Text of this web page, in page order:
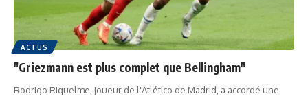
ACTUS
"Griezmann est plus complet que Bellingham"
Rodrigo Riquelme, joueur de l'Atlético de Madrid, a accordé une